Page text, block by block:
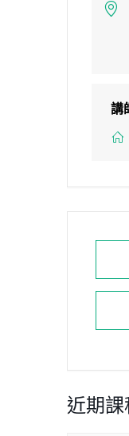
講
近期課